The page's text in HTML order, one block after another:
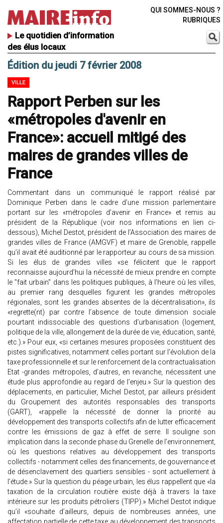
Le quotidien d’information
des élus locaux
QUI SOMMES-NOUS ?
RUBRIQUES
Édition du jeudi 7 février 2008
VILLE
Rapport Perben sur les
«métropoles d'avenir en
France»: accueil mitigé des
maires de grandes villes de
France
Commentant dans un communiqué le rapport réalisé par
Dominique Perben dans le cadre d’une mission parlementaire
portant sur les «métropoles d’avenir en France» et remis au
président de la République (voir nos informations en lien ci-
dessous), Michel Destot, président de l’Association des maires de
grandes villes de France (AMGVF) et maire de Grenoble, rappelle
qu’il avait été auditionné par le rapporteur au cours de sa mission.
Si les élus de grandes villes «se félicitent que le rapport
reconnaisse aujourd’hui la nécessité de mieux prendre en compte
le "fait urbain" dans les politiques publiques, à l’heure où les villes,
au premier rang desquelles figurent les grandes métropoles
régionales, sont les grandes absentes de la décentralisation», ils
«regrette(nt) par contre l’absence de toute dimension sociale
pourtant indissociable des questions d’urbanisation (logement,
politique de la ville, allongement de la durée de vie, éducation, santé,
etc.).» Pour eux, «si certaines mesures proposées constituent des
pistes significatives, notamment celles portant sur l’évolution de la
taxe professionnelle et sur le renforcement de la contractualisation
Etat -grandes métropoles, d’autres, en revanche, nécessitent une
étude plus approfondie au regard de l’enjeu.» Sur la question des
déplacements, en particulier, Michel Destot, par ailleurs président
du Groupement des autorités responsables des transports
(GART), «rappelle la nécessité de donner la priorité au
développement des transports collectifs afin de lutter efficacement
contre les émissions de gaz à effet de serre. Il souligne son
implication dans la seconde phase du Grenelle de l’environnement,
où les questions relatives au développement des transports
collectifs - notamment celles des financements, de gouvernance et
de désenclavement des quartiers sensibles - sont actuellement à
l’étude.» Sur la question du péage urbain, les élus rappellent que «la
taxation de la circulation routière existe déjà à travers la taxe
intérieure sur les produits pétroliers (TIPP).» Michel Destot indique
qu’il «souhaite d’ailleurs, depuis de nombreuses années, une